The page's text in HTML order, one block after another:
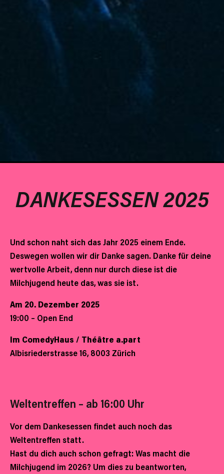
DANKESESSEN 2025
Und schon naht sich das Jahr 2025 einem Ende.
Deswegen wollen wir dir Danke sagen. Danke für deine
wertvolle Arbeit, denn nur durch diese ist die
Milchjugend heute das, was sie ist.
Am 20. Dezember 2025
19:00 – Open End
Im ComedyHaus / Théâtre a.part
Albisriederstrasse 16, 8003 Zürich
Weltentreffen – ab 16:00 Uhr
Vor dem Dankesessen findet auch noch das
Weltentreffen statt.
Hast du dich auch schon gefragt: Was macht die
Milchjugend im 2026? Um dies zu beantworten,